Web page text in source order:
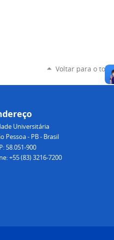
Voltar para o topo
Universitária
Pessoa - PB - Brasil
58.051-900
+55 (83) 3216-7200